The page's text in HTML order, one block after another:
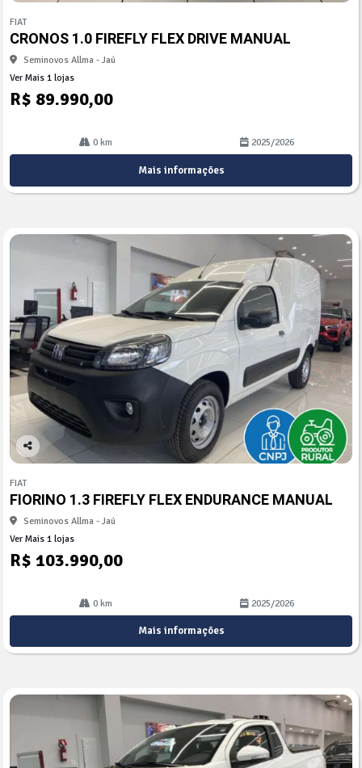
arti
lhe
FIAT
CRONOS 1.0 FIREFLY FLEX DRIVE MANUAL
Seminovos Allma - Jaú
Ver Mais 1 lojas
R$ 89.990,00
0 km 2025/2026
Mais informações
Co
arti
lhe
FIAT
FIORINO 1.3 FIREFLY FLEX ENDURANCE MANUAL
Seminovos Allma - Jaú
Ver Mais 1 lojas
R$ 103.990,00
0 km 2025/2026
Mais informações